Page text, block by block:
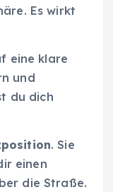
Es wirkt
eine klare
und
du dich
. Sie
einen
die Straße.